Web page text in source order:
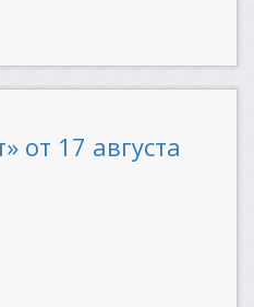
от 17 августа